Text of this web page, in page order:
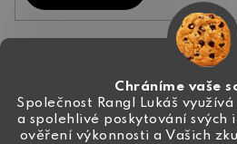
Chráníme vaše
Společnost Rangl Lukáš
a spolehlivé poskytování svých
ověření výkonnosti a Vašich
+420 774 444 191